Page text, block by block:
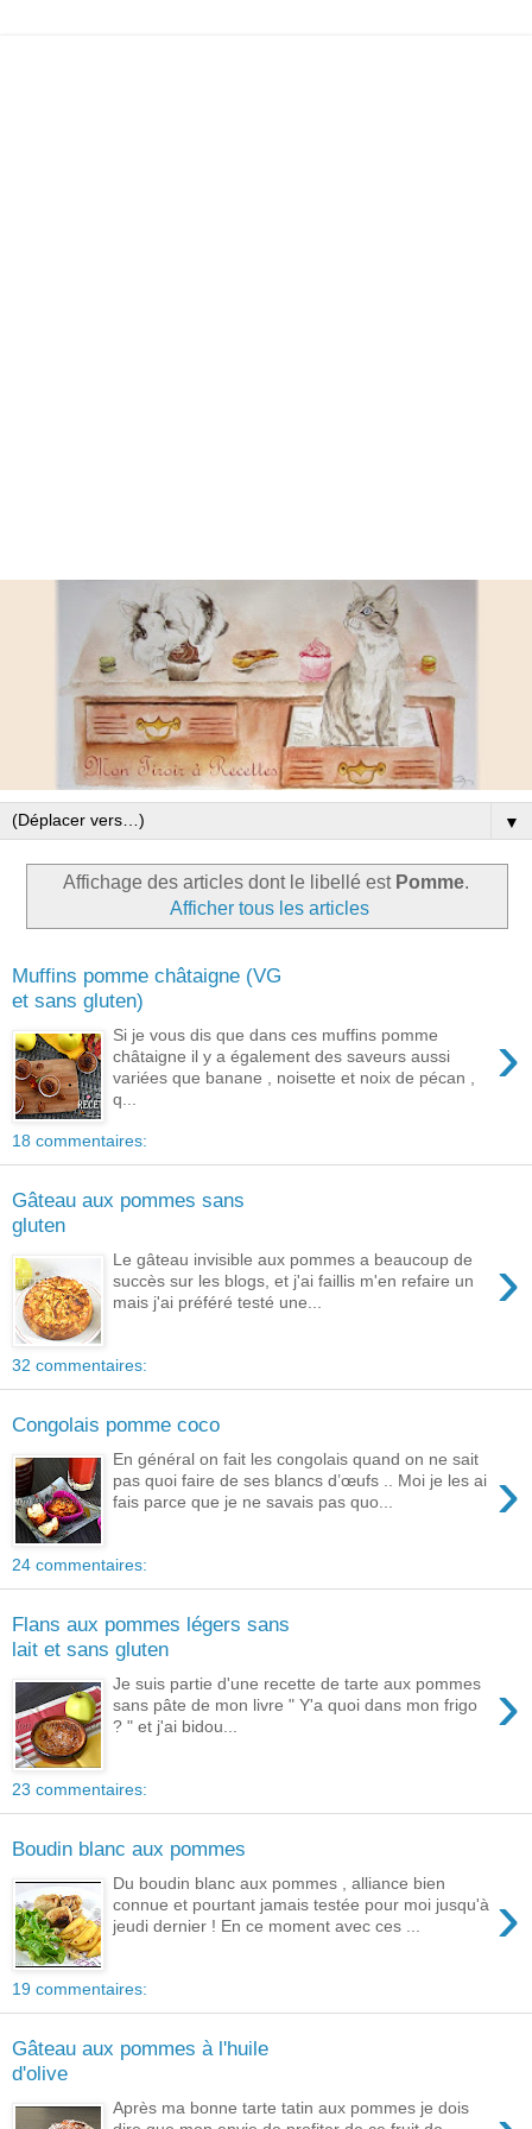
▼
Affichage des articles dont le libellé est Pomme.
Afficher tous les articles
Muffins pomme châtaigne (VG
et sans gluten)
›
Si je vous dis que dans ces muffins pomme
châtaigne il y a également des saveurs aussi
variées que banane , noisette et noix de pécan ,
q...
18 commentaires:
Gâteau aux pommes sans
gluten
›
Le gâteau invisible aux pommes a beaucoup de
succès sur les blogs, et j'ai faillis m'en refaire un
mais j'ai préféré testé une...
32 commentaires:
Congolais pomme coco
›
En général on fait les congolais quand on ne sait
pas quoi faire de ses blancs d’œufs .. Moi je les ai
fais parce que je ne savais pas quo...
24 commentaires:
Flans aux pommes légers sans
lait et sans gluten
›
Je suis partie d'une recette de tarte aux pommes
sans pâte de mon livre " Y'a quoi dans mon frigo
? " et j'ai bidou...
23 commentaires:
Boudin blanc aux pommes
›
Du boudin blanc aux pommes , alliance bien
connue et pourtant jamais testée pour moi jusqu'à
jeudi dernier ! En ce moment avec ces ...
19 commentaires:
Gâteau aux pommes à l'huile
d'olive
Après ma bonne tarte tatin aux pommes je dois